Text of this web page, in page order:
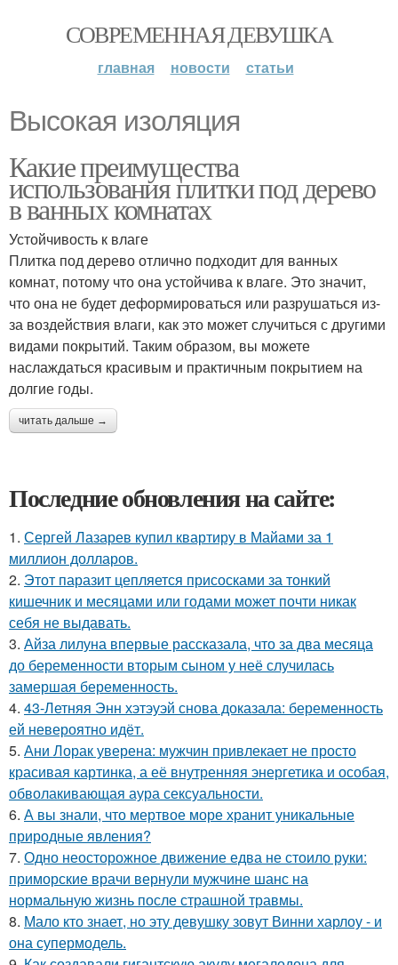
СОВРЕМЕННАЯ ДЕВУШКА
главная новости статьи
Высокая изоляция
Какие преимущества
использования плитки под дерево
в ванных комнатах
Устойчивость к влаге
Плитка под дерево отлично подходит для ванных
комнат, потому что она устойчива к влаге. Это значит,
что она не будет деформироваться или разрушаться из-
за воздействия влаги, как это может случиться с другими
видами покрытий. Таким образом, вы можете
наслаждаться красивым и практичным покрытием на
долгие годы.
читать дальше →
Последние обновления на сайте:
1. Сергей Лазарев купил квартиру в Майами за 1
миллион долларов.
2. Этот паразит цепляется присосками за тонкий
кишечник и месяцами или годами может почти никак
себя не выдавать.
3. Айза лилуна впервые рассказала, что за два месяца
до беременности вторым сыном у неё случилась
замершая беременность.
4. 43-Летняя Энн хэтэуэй снова доказала: беременность
ей невероятно идёт.
5. Ани Лорак уверена: мужчин привлекает не просто
красивая картинка, а её внутренняя энергетика и особая,
обволакивающая аура сексуальности.
6. А вы знали, что мертвое море хранит уникальные
природные явления?
7. Одно неосторожное движение едва не стоило руки:
приморские врачи вернули мужчине шанс на
нормальную жизнь после страшной травмы.
8. Мало кто знает, но эту девушку зовут Винни харлоу - и
она супермодель.